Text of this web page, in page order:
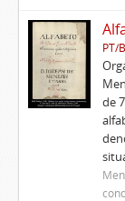
PT/
de